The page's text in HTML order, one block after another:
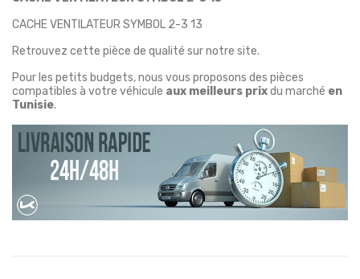
CACHE VENTILATEUR SYMBOL 2-3 13
Retrouvez cette pièce de qualité sur notre site.
Pour les petits budgets, nous vous proposons des pièces
compatibles à votre véhicule aux meilleurs prixdu marché en
Tunisie.